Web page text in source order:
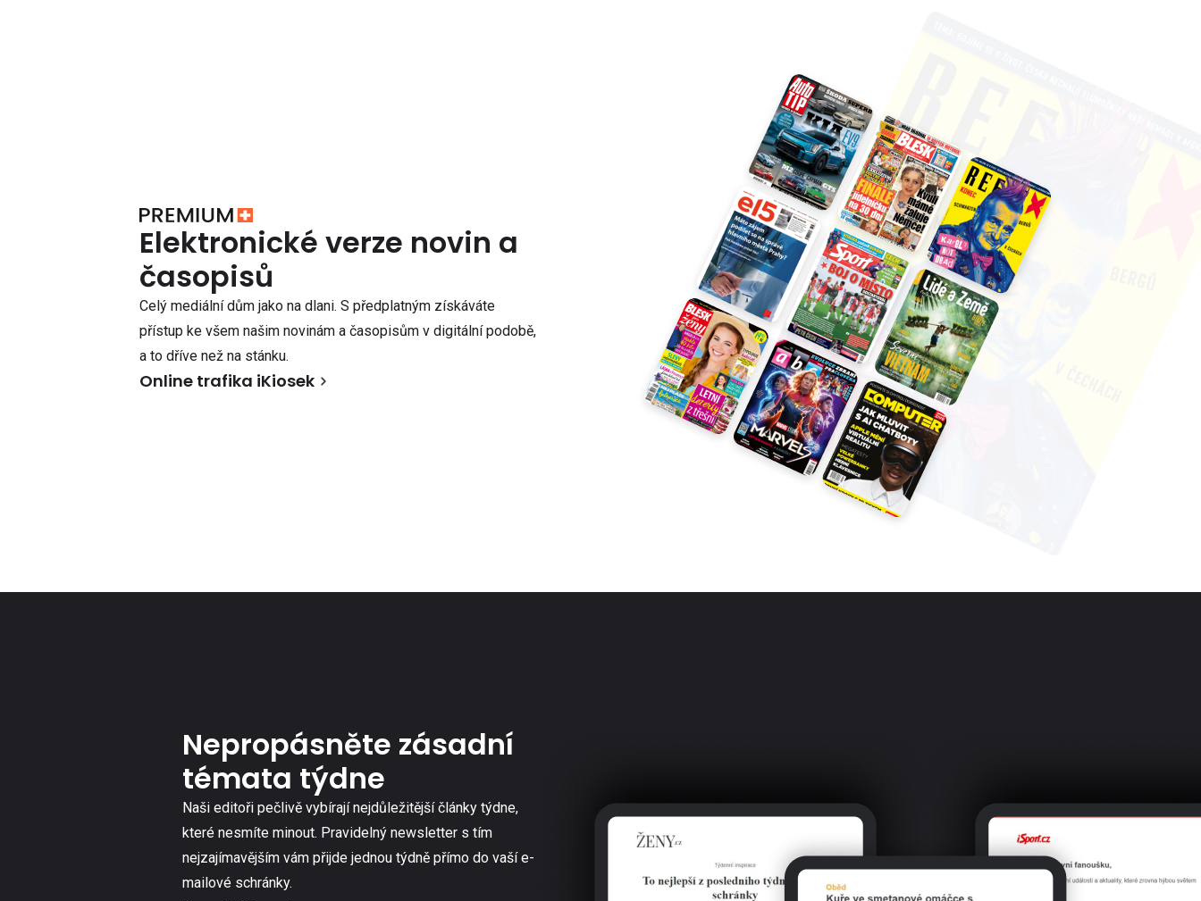
Elektronické verze novin a
časopisů
Celý mediální dům jako na dlani. S předplatným získáváte
přístup ke všem našim novinám a časopisům v digitální podobě,
a to dříve než na stánku.
Online trafika iKiosek
Nepropásněte zásadní
témata týdne
Naši editoři pečlivě vybírají nejdůležitější články týdne,
které nesmíte minout. Pravidelný newsletter s tím
nejzajímavějším vám přijde jednou týdně přímo do vaší e-
mailové schránky.